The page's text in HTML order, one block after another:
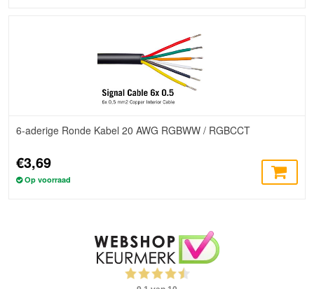
6-aderige Ronde Kabel 20 AWG RGBWW / RGBCCT
€3,69
Op voorraad